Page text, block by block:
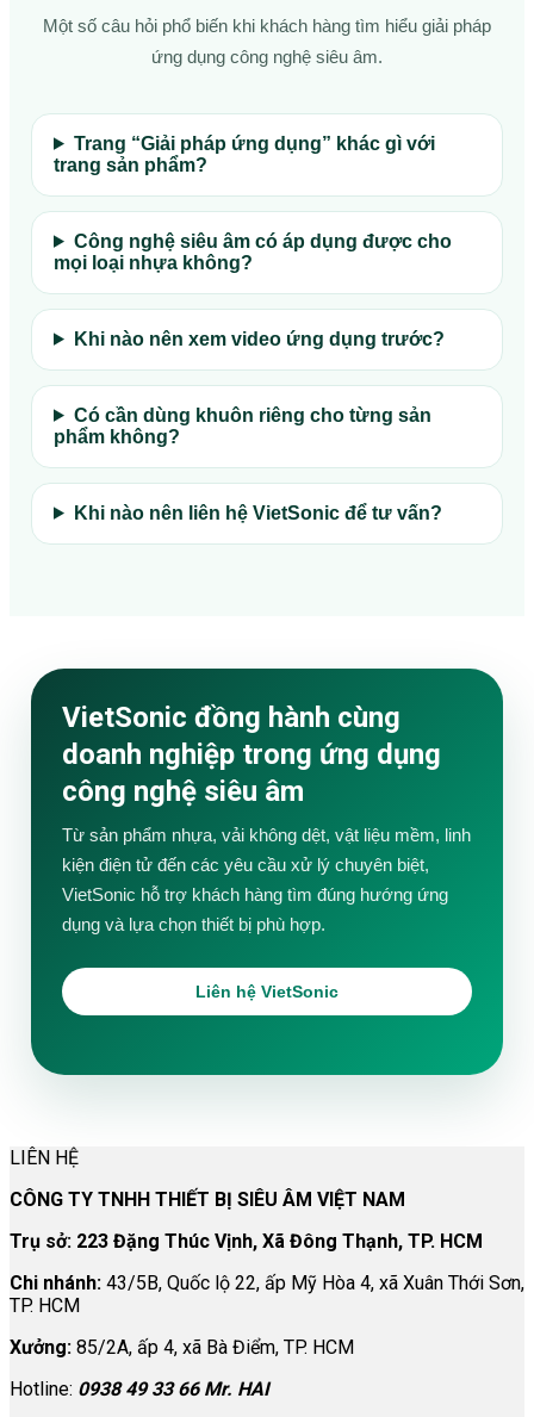
Một số câu hỏi phổ biến khi khách hàng tìm hiểu giải pháp
ứng dụng công nghệ siêu âm.
Trang “Giải pháp ứng dụng” khác gì với
trang sản phẩm?
Công nghệ siêu âm có áp dụng được cho
mọi loại nhựa không?
Khi nào nên xem video ứng dụng trước?
Có cần dùng khuôn riêng cho từng sản
phẩm không?
Khi nào nên liên hệ VietSonic để tư vấn?
VietSonic đồng hành cùng
doanh nghiệp trong ứng dụng
công nghệ siêu âm
Từ sản phẩm nhựa, vải không dệt, vật liệu mềm, linh
kiện điện tử đến các yêu cầu xử lý chuyên biệt,
VietSonic hỗ trợ khách hàng tìm đúng hướng ứng
dụng và lựa chọn thiết bị phù hợp.
Liên hệ VietSonic
LIÊN HỆ
CÔNG TY TNHH THIẾT BỊ SIÊU ÂM VIỆT NAM
Trụ sở: 223 Đặng Thúc Vịnh, Xã Đông Thạnh, TP. HCM
Chi nhánh: 43/5B, Quốc lộ 22, ấp Mỹ Hòa 4, xã Xuân Thới Sơn,
TP. HCM
Xưởng: 85/2A, ấp 4, xã Bà Điểm, TP. HCM
Hotline: 0938 49 33 66 Mr. HAI